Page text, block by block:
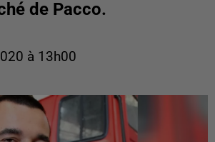
de Pacco.
à 13h00